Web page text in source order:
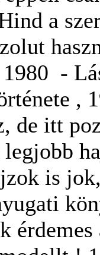
a
1980 -
,
de itt
legjobb
is